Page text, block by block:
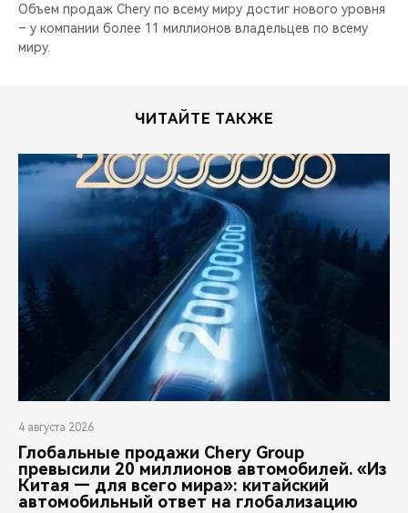
Объем продаж Chery по всему миру достиг нового уровня
– у компании более 11 миллионов владельцев по всему
миру.
ЧИТАЙТЕ ТАКЖЕ
4 августа 2026
Глобальные продажи Chery Group
превысили 20 миллионов автомобилей. «Из
Китая — для всего мира»: китайский
автомобильный ответ на глобализацию